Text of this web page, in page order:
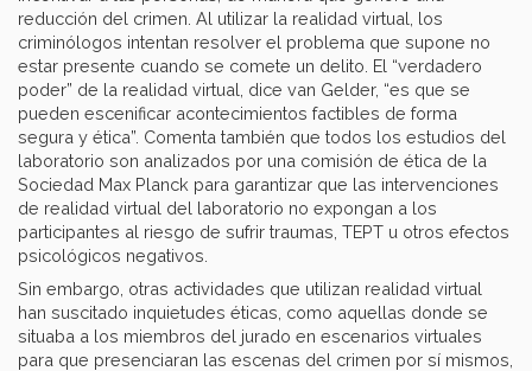
reducción del crimen. Al utilizar la realidad virtual, los
criminólogos intentan resolver el problema que supone no
estar presente cuando se comete un delito. El “verdadero
poder” de la realidad virtual, dice van Gelder, “es que se
pueden escenificar acontecimientos factibles de forma
segura y ética”. Comenta también que todos los estudios del
laboratorio son analizados por una comisión de ética de la
Sociedad Max Planck para garantizar que las intervenciones
de realidad virtual del laboratorio no expongan a los
participantes al riesgo de sufrir traumas, TEPT u otros efectos
psicológicos negativos.
Sin embargo, otras actividades que utilizan realidad virtual
han suscitado inquietudes éticas, como aquellas donde se
situaba a los miembros del jurado en escenarios virtuales
para que presenciaran las escenas del crimen por sí mismos,